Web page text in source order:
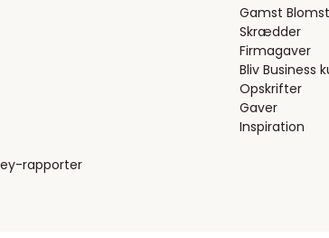
rapporter
Gamst
Skrædder
Firmagaver
Bliv Business
Opskrifter
Gaver
Inspiration